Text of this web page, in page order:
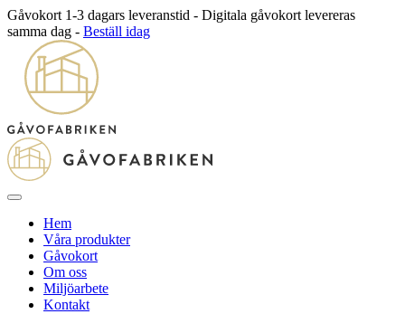
Gåvokort 1-3 dagars leveranstid - Digitala gåvokort levereras
samma dag - Beställ idag
Hem
Våra produkter
Gåvokort
Om oss
Miljöarbete
Kontakt